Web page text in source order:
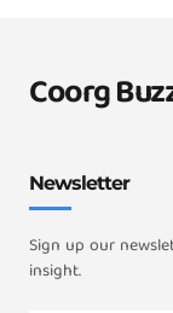
Coorg
Newsletter
Sign up our
insight.